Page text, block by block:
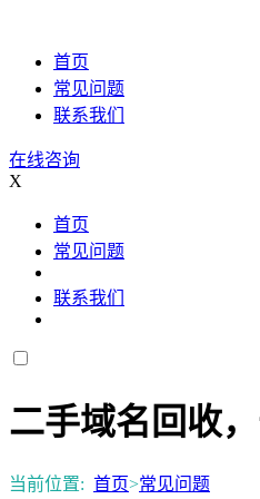
首页
常见问题
联系我们
在线咨询
X
首页
常见问题
联系我们
二手域名回收
当前位置: 首页>常见问题